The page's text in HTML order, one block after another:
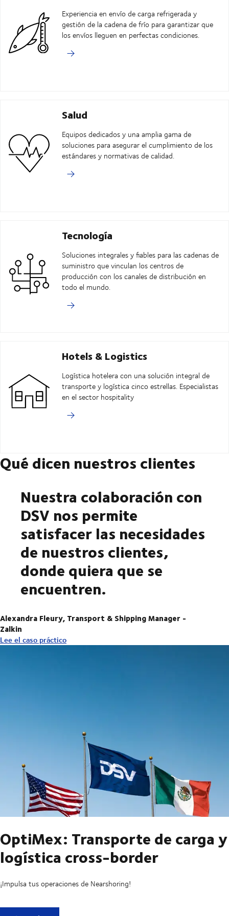
Experiencia en envío de carga refrigerada y
gestión de la cadena de frío para garantizar que
los envíos lleguen en perfectas condiciones.
Salud
Equipos dedicados y una amplia gama de
soluciones para asegurar el cumplimiento de los
estándares y normativas de calidad.
Tecnología
Soluciones integrales y fiables para las cadenas de
suministro que vinculan los centros de
producción con los canales de distribución en
todo el mundo.
Hotels & Logistics
Logística hotelera con una solución integral de
transporte y logística cinco estrellas. Especialistas
en el sector hospitality
Qué dicen nuestros clientes
Nuestra colaboración con
DSV nos permite
satisfacer las necesidades
de nuestros clientes,
donde quiera que se
encuentren.
Alexandra Fleury, Transport & Shipping Manager -
Zalkin
Lee el caso práctico
OptiMex: Transporte de carga y
logística cross-border
¡Impulsa tus operaciones de Nearshoring!